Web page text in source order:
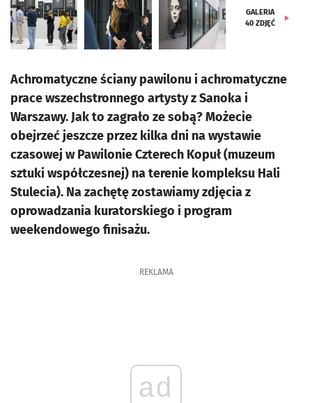
GALERIA
40 ZDJĘĆ
Achromatyczne ściany pawilonu i achromatyczne
prace wszechstronnego artysty z Sanoka i
Warszawy. Jak to zagrało ze sobą? Możecie
obejrzeć jeszcze przez kilka dni na wystawie
czasowej w Pawilonie Czterech Kopuł (muzeum
sztuki współczesnej) na terenie kompleksu Hali
Stulecia). Na zachętę zostawiamy zdjęcia z
oprowadzania kuratorskiego i program
weekendowego finisażu.
REKLAMA
ad